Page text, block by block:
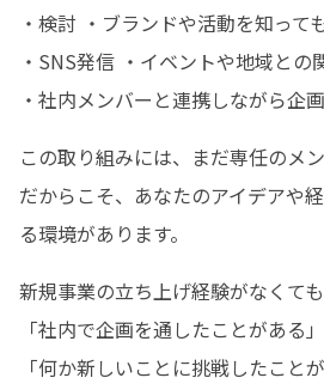
・検討 ・ブランドや活動を知って
・SNS発信 ・イベントや地域との
・社内メンバーと連携しながら企
この取り組みには、まだ専任のメ
だからこそ、あなたのアイデアや
る環境があります。
新規事業の立ち上げ経験がなくても
「社内で企画を通したことがある」
「何か新しいことに挑戦したこと